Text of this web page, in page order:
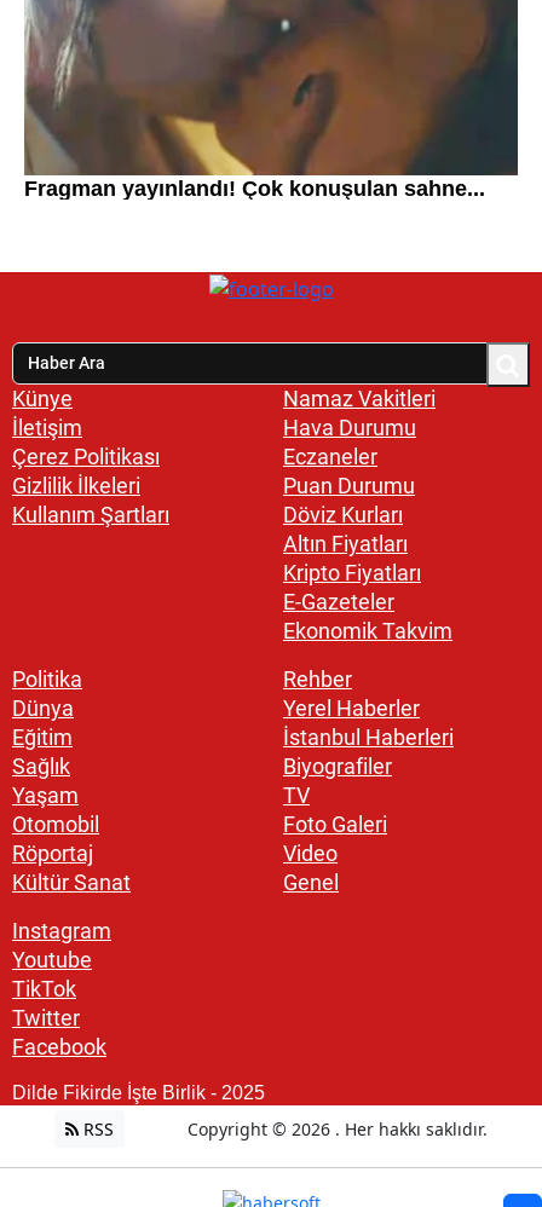
Künye
İletişim
Çerez Politikası
Gizlilik İlkeleri
Kullanım Şartları
Namaz Vakitleri
Hava Durumu
Eczaneler
Puan Durumu
Döviz Kurları
Altın Fiyatları
Kripto Fiyatları
E-Gazeteler
Ekonomik Takvim
Politika
Dünya
Eğitim
Sağlık
Yaşam
Otomobil
Röportaj
Kültür Sanat
Rehber
Yerel Haberler
İstanbul Haberleri
Biyografiler
TV
Foto Galeri
Video
Genel
Instagram
Youtube
TikTok
Twitter
Facebook
Dilde Fikirde İşte Birlik - 2025
RSS Copyright © 2026 . Her hakkı saklıdır.